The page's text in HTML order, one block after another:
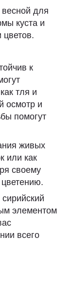
для
куста и
цветов.
к
тля и
осмотр и
помогут
живых
или как
своему
элементом
всего